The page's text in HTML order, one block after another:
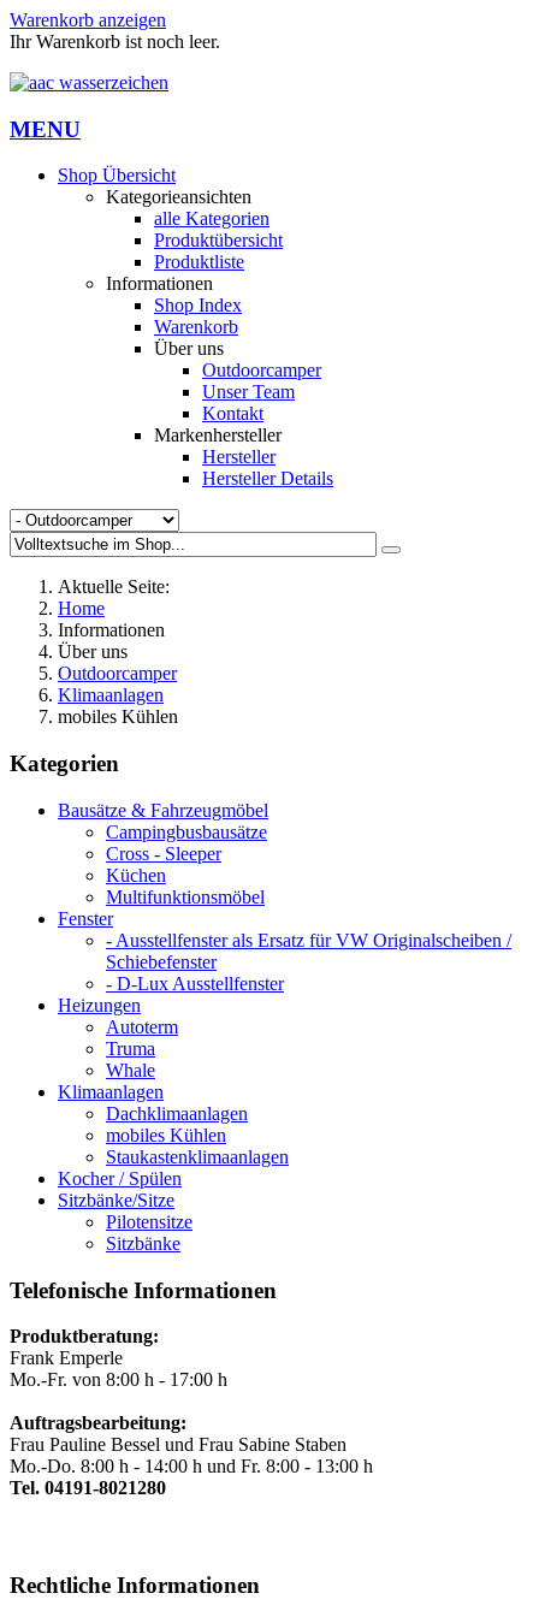
Warenkorb anzeigen
Ihr Warenkorb ist noch leer.
MENU
Shop Übersicht
Kategorieansichten
alle Kategorien
Produktübersicht
Produktliste
Informationen
Shop Index
Warenkorb
Über uns
Outdoorcamper
Unser Team
Kontakt
Markenhersteller
Hersteller
Hersteller Details
Aktuelle Seite:
Home
Informationen
Über uns
Outdoorcamper
Klimaanlagen
mobiles Kühlen
Kategorien
Bausätze & Fahrzeugmöbel
Campingbusbausätze
Cross - Sleeper
Küchen
Multifunktionsmöbel
Fenster
- Ausstellfenster als Ersatz für VW Originalscheiben /
Schiebefenster
- D-Lux Ausstellfenster
Heizungen
Autoterm
Truma
Whale
Klimaanlagen
Dachklimaanlagen
mobiles Kühlen
Staukastenklimaanlagen
Kocher / Spülen
Sitzbänke/Sitze
Pilotensitze
Sitzbänke
Telefonische Informationen
Produktberatung:
Frank Emperle
Mo.-Fr. von 8:00 h - 17:00 h
Auftragsbearbeitung:
Frau Pauline Bessel und Frau Sabine Staben
Mo.-Do. 8:00 h - 14:00 h und Fr. 8:00 - 13:00 h
Tel. 04191-8021280
Rechtliche Informationen